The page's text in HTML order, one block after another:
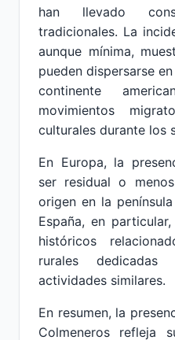
han llevado
tradicionales. La
aunque mínima,
pueden dispersarse
continente
movimientos
culturales durante los
En Europa, la
ser residual o
origen en la
España, en
históricos
rurales
actividades similares.
En resumen, la
Colmeneros refleja